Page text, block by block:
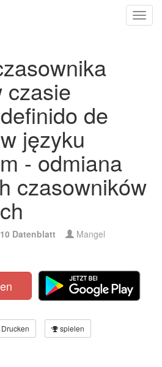
czasie
de
języku
- odmiana
czasowników
10 Datenblatt Mangel
Drucken spielen